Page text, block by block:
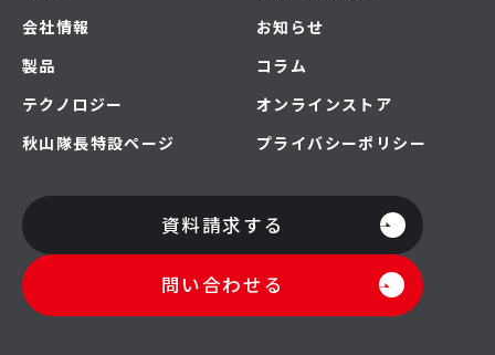
会社情報
製品
テクノロジー
秋山隊長特設ページ
お知らせ
コラム
オンラインストア
プライバシーポリシー
資料請求する
問い合わせる